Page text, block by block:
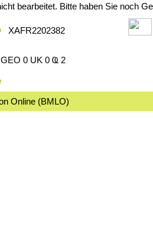
bearbeitet. Bitte haben Sie noch
XAFR2202382
0 UK 0 Ҩ 2
Online (BMLO)